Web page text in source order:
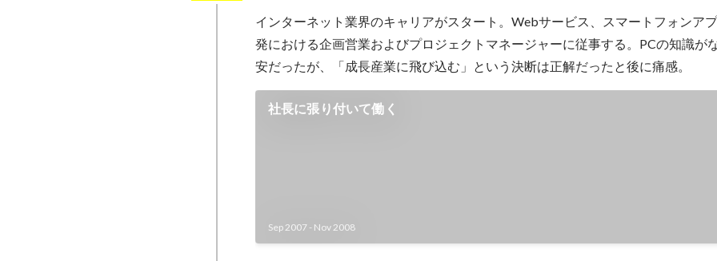
インターネット業界のキャリアがスタート。Webサービス、スマートフォンア
発における企画営業およびプロジェクトマネージャーに従事する。PCの知識が
安だったが、「成長産業に飛び込む」という決断は正解だったと後に痛感。
社長に張り付いて働く
Sep 2007- Nov 2008